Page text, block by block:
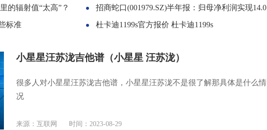
的辐射值“太高”？
标准
招商蛇口(001979.SZ)半年报：归母净利润实现14.09%的逆势增长，经营性现金流净额达265亿元
杜卡迪1199s官方报价 杜卡迪1199s
小星星汪苏泷吉他谱（小星星 汪苏泷）
很多人对小星星汪苏泷吉他谱，小星星汪苏泷不是很了解那具体是什么情
况
来源：互联网 时间：2023-08-29